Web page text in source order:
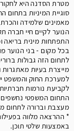
מטרת הסדנה היא
סוגיית המיניות בתחום
מאמינים שלמידה והכרת
הנוער לקיים חיי חברה
התפתחות מינית בריאה
בכל מקום - בני הנוער
לתחום הזה גבולות
מייצרת בעיות מאתגרות
למערכת החוק והמשפט
לקביעת נורמות
התחום המשפטי
מעצבת וברורה לתחום
* ההרצאה מלווה
באמצעות שלטי תוכן.